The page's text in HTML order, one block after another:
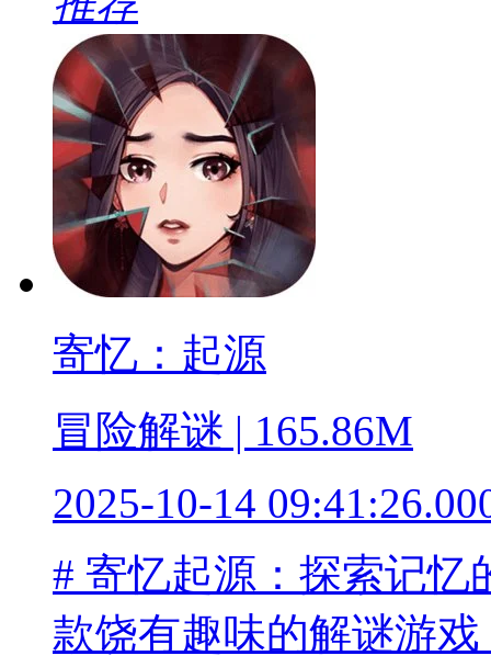
寄忆：起源
冒险解谜 | 165.86M
2025-10-14
# 寄忆起源：探索记忆
款饶有趣味的解谜游